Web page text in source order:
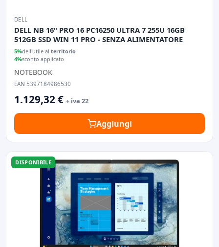
DELL
DELL NB 16" PRO 16 PC16250 ULTRA 7 255U 16GB
512GB SSD WIN 11 PRO - SENZA ALIMENTATORE
5%dell'utile al territorio
4%sconto applicato
NOTEBOOK
EAN 5397184986530
1.129,32 € + iva 22
Aggiungi
DISPONIBILE